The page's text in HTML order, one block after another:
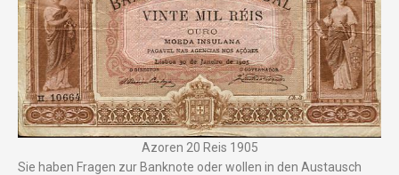
Azoren 20 Reis 1905
Sie haben Fragen zur Banknote oder wollen in den Austausch